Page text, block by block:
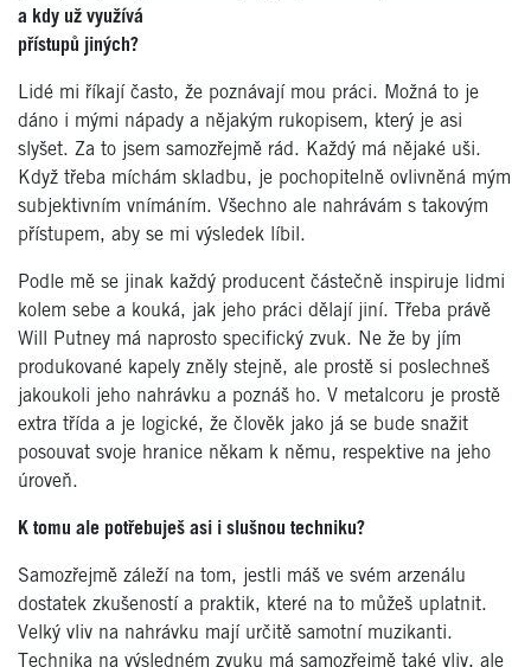
a kdy už využívá
přístupů jiných?
Lidé mi říkají často, že poznávají mou práci. Možná to je
dáno i mými nápady a nějakým rukopisem, který je asi
slyšet. Za to jsem samozřejmě rád. Každý má nějaké uši.
Když třeba míchám skladbu, je pochopitelně ovlivněná mým
subjektivním vnímáním. Všechno ale nahrávám s takovým
přístupem, aby se mi výsledek líbil.
Podle mě se jinak každý producent částečně inspiruje lidmi
kolem sebe a kouká, jak jeho práci dělají jiní. Třeba právě
Will Putney má naprosto specifický zvuk. Ne že by jím
produkované kapely zněly stejně, ale prostě si poslechneš
jakoukoli jeho nahrávku a poznáš ho. V metalcoru je prostě
extra třída a je logické, že člověk jako já se bude snažit
posouvat svoje hranice někam k němu, respektive na jeho
úroveň.
K tomu ale potřebuješ asi i slušnou techniku?
Samozřejmě záleží na tom, jestli máš ve svém arzenálu
dostatek zkušeností a praktik, které na to můžeš uplatnit.
Velký vliv na nahrávku mají určitě samotní muzikanti.
Technika na výsledném zvuku má samozřejmě také vliv, ale